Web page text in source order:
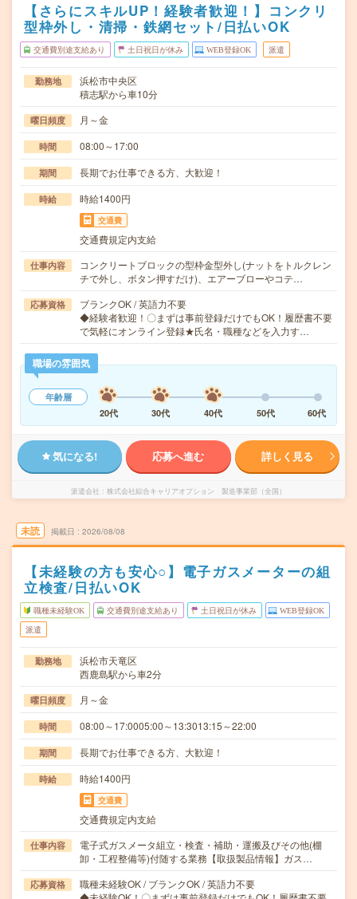
【さらにスキルUP！経験者歓迎！】コンクリ
型枠外し・清掃・鉄網セット/日払いOK
交通費別途支給あり 土日祝日が休み WEB登録OK 派遣
勤務地
浜松市中央区
積志駅から車10分
曜日頻度 月～金
時間 08:00～17:00
期間 長期でお仕事できる方、大歓迎！
時給 時給1400円
交通費
交通費規定内支給
仕事内容
コンクリートブロックの型枠金型外し(ナットをトルクレン
チで外し、ボタン押すだけ)、エアーブローやコテ…
応募資格
ブランクOK / 英語力不要
◆経験者歓迎！〇まずは事前登録だけでもOK！履歴書不要
で気軽にオンライン登録★氏名・職種などを入力す…
職場の雰囲気
年齢層
20代
30代 40代 50代 60代
気になる! 応募へ進む 詳しく見る
派遣会社 株式会社綜合キャリアオプション 製造事業部（全国）
未読 掲載日 2026/08/08
【未経験の方も安心○】電子ガスメーターの組
立検査/日払いOK
職種未経験OK 交通費別途支給あり 土日祝日が休み WEB登録OK
派遣
勤務地
浜松市天竜区
西鹿島駅から車2分
曜日頻度 月～金
時間 08:00～17:0005:00～13:3013:15～22:00
期間 長期でお仕事できる方、大歓迎！
時給 時給1400円
交通費
交通費規定内支給
仕事内容
電子式ガスメータ組立・検査・補助・運搬及びその他(棚
卸・工程整備等)付随する業務【取扱製品情報】ガス…
応募資格
職種未経験OK / ブランクOK / 英語力不要